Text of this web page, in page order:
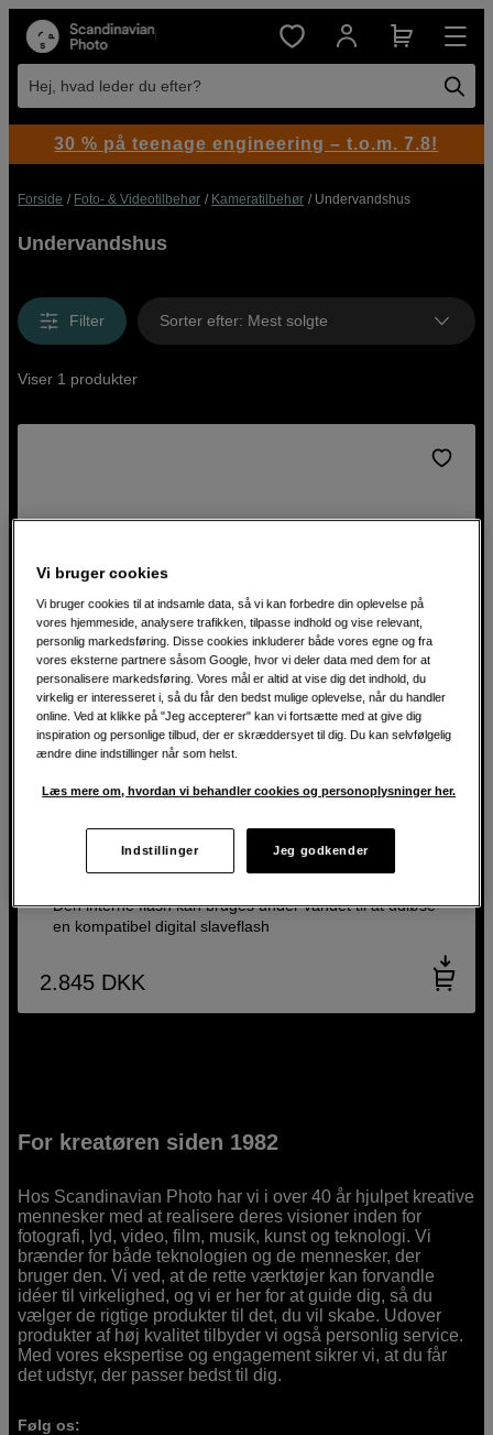
Hej, hvad leder du efter?
Forside Foto- & Videotilbehør Kameratilbehør Undervandshus
Undervandshus
Filter Sorter efter: Mest solgte
Viser 1 produkter
OM SYSTEM PT-059 for Tough TG-6 / TG-7
Giver adgang til alle kamerafunktioner
Den interne flash kan bruges under vandet til at udløse
en kompatibel digital slaveflash
2.845 DKK
For kreatøren siden 1982
Hos Scandinavian Photo har vi i over 40 år hjulpet kreative
mennesker med at realisere deres visioner inden for
fotografi, lyd, video, film, musik, kunst og teknologi. Vi
brænder for både teknologien og de mennesker, der
bruger den. Vi ved, at de rette værktøjer kan forvandle
idéer til virkelighed, og vi er her for at guide dig, så du
vælger de rigtige produkter til det, du vil skabe. Udover
produkter af høj kvalitet tilbyder vi også personlig service.
Med vores ekspertise og engagement sikrer vi, at du får
det udstyr, der passer bedst til dig.
Følg os:
30 % på teenage engineering – t.o.m. 7.8!
Vi bruger cookies
Vi bruger cookies til at indsamle data, så vi kan forbedre din oplevelse på
vores hjemmeside, analysere trafikken, tilpasse indhold og vise relevant,
personlig markedsføring. Disse cookies inkluderer både vores egne og fra
vores eksterne partnere såsom Google, hvor vi deler data med dem for at
personalisere markedsføring. Vores mål er altid at vise dig det indhold, du
virkelig er interesseret i, så du får den bedst mulige oplevelse, når du handler
online. Ved at klikke på "Jeg accepterer" kan vi fortsætte med at give dig
inspiration og personlige tilbud, der er skræddersyet til dig. Du kan selvfølgelig
ændre dine indstillinger når som helst.
Læs mere om, hvordan vi behandler cookies og personoplysninger her.
Indstillinger Jeg godkender